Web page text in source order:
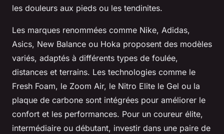
les douleurs aux pieds ou les tendinites.
Les marques renommées comme Nike, Adidas,
Asics, New Balance ou Hoka proposent des modèles
variés, adaptés à différents types de foulée,
distances et terrains. Les technologies comme le
Fresh Foam, le Zoom Air, le Nitro Elite le Gel ou la
plaque de carbone sont intégrées pour améliorer le
confort et les performances. Pour un coureur élite,
intermédiaire ou débutant, investir dans une paire de